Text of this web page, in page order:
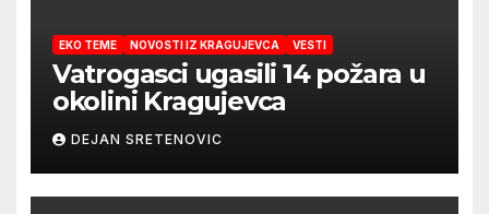
EKO TEME NOVOSTI IZ KRAGUJEVCA VESTI
Vatrogasci ugasili 14 požara u
okolini Kragujevca
DEJAN SRETENOVIC